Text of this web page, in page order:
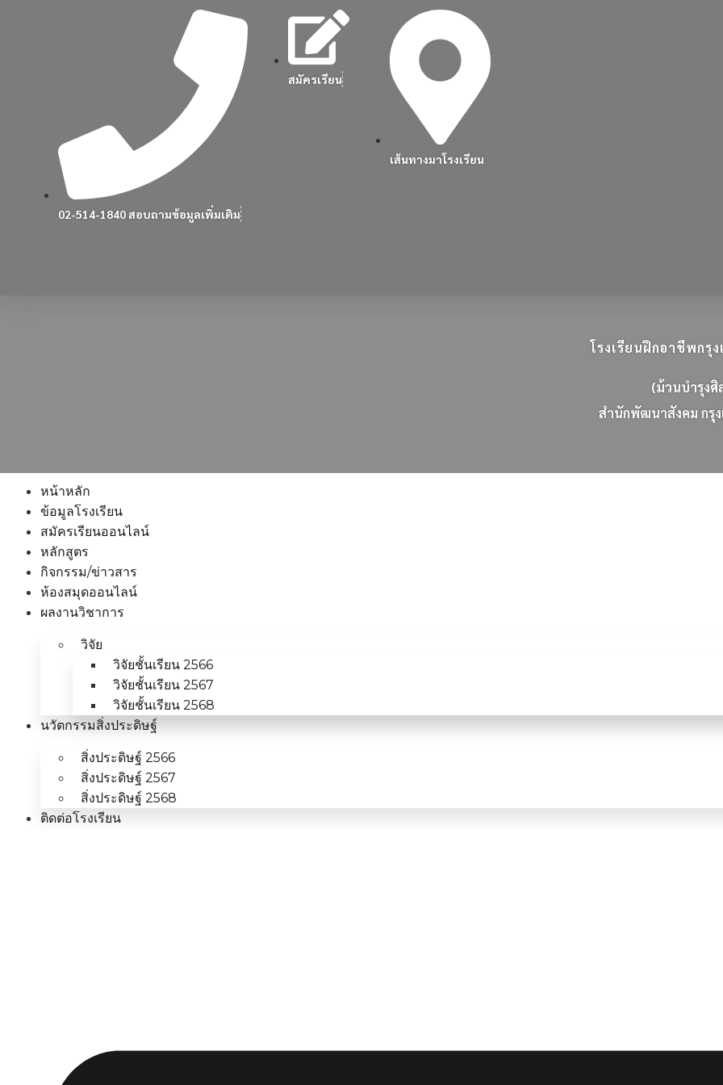
02-514-1840 สอบถามข้อมูลเพิ่มเติม
สมัครเรียน
เส้นทางมาโรงเรียน
โรงเรียนฝึกอาชีพกรุ
(ม้วนบำรุงศิ
สนกพฒนาสงคม กรง
หน้าหลัก
ข้อมูลโรงเรียน
สมัครเรียนออนไลน์
หลักสูตร
กิจกรรม/ข่าวสาร
ห้องสมุดออนไลน์
ผลงานวิชาการ
วิจัย
วิจัยชั้นเรียน 2566
วิจัยชั้นเรียน 2567
วิจัยชั้นเรียน 2568
นวัตกรรมสิ่งประดิษฐ์
สิ่งประดิษฐ์ 2566
สิ่งประดิษฐ์ 2567
สิ่งประดิษฐ์ 2568
ติดต่อโรงเรียน